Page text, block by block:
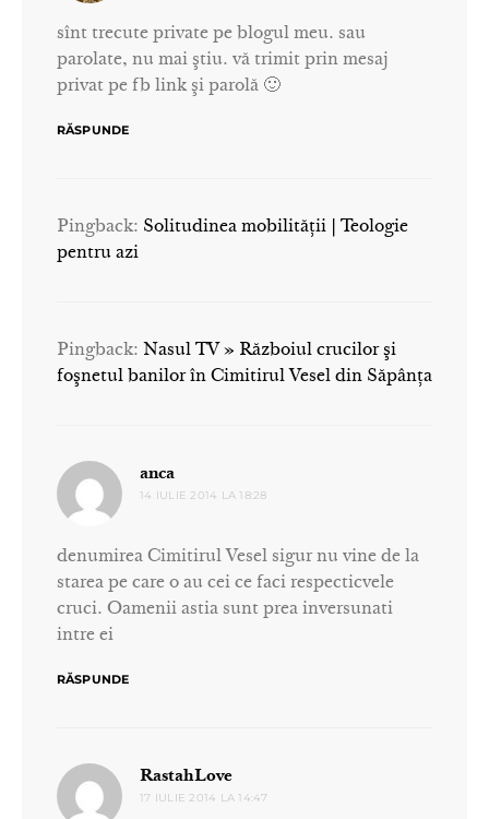
sînt trecute private pe blogul meu. sau
parolate, nu mai ştiu. vă trimit prin mesaj
privat pe fb link şi parolă 🙂
RĂSPUNDE
Pingback: Solitudinea mobilității | Teologie
pentru azi
Pingback: Nasul TV » Războiul crucilor şi
foşnetul banilor în Cimitirul Vesel din Săpânţa
anca
14 IULIE 2014 LA 18:28
denumirea Cimitirul Vesel sigur nu vine de la
starea pe care o au cei ce faci respecticvele
cruci. Oamenii astia sunt prea inversunati
intre ei
RĂSPUNDE
RastahLove
17 IULIE 2014 LA 14:47